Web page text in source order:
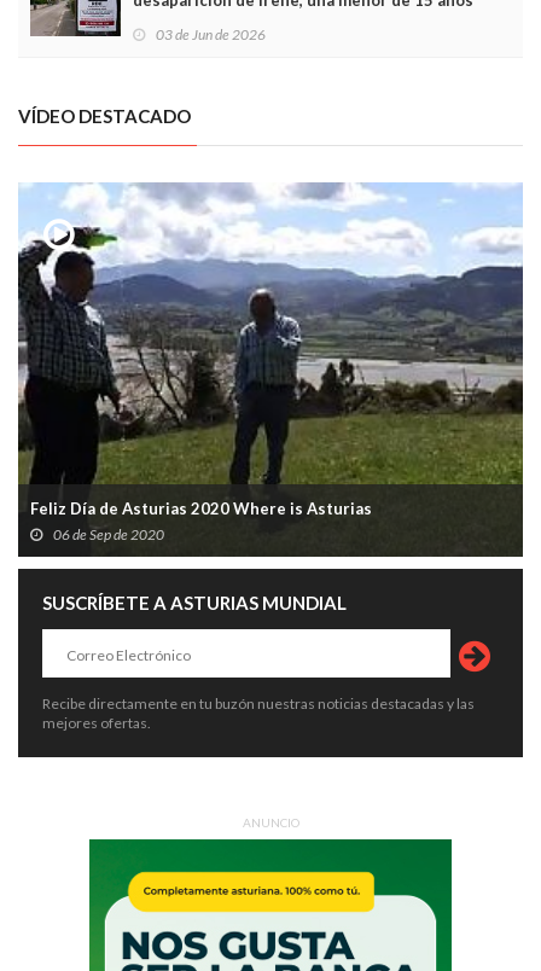
03 de Jun de 2026
VÍDEO DESTACADO
Feliz Día de Asturias 2020 Where is Asturias
06 de Sep de 2020
SUSCRÍBETE A ASTURIAS MUNDIAL
Recibe directamente en tu buzón nuestras noticias destacadas y las
mejores ofertas.
ANUNCIO